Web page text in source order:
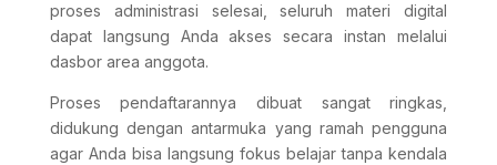
proses administrasi selesai, seluruh materi digital
dapat langsung Anda akses secara instan melalui
dasbor area anggota.
Proses pendaftarannya dibuat sangat ringkas,
didukung dengan antarmuka yang ramah pengguna
agar Anda bisa langsung fokus belajar tanpa kendala